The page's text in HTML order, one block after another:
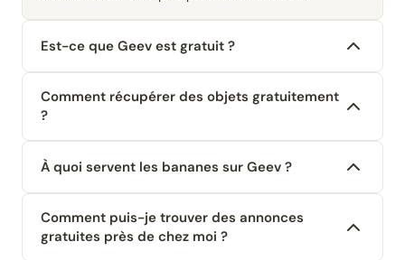
Est-ce que Geev est gratuit ?
Comment récupérer des objets gratuitement
?
À quoi servent les bananes sur Geev ?
Comment puis-je trouver des annonces
gratuites près de chez moi ?